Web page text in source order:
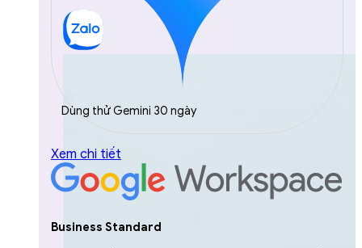
Dùng thử Gemini 30 ngày
Xem chi tiết
Business Standard